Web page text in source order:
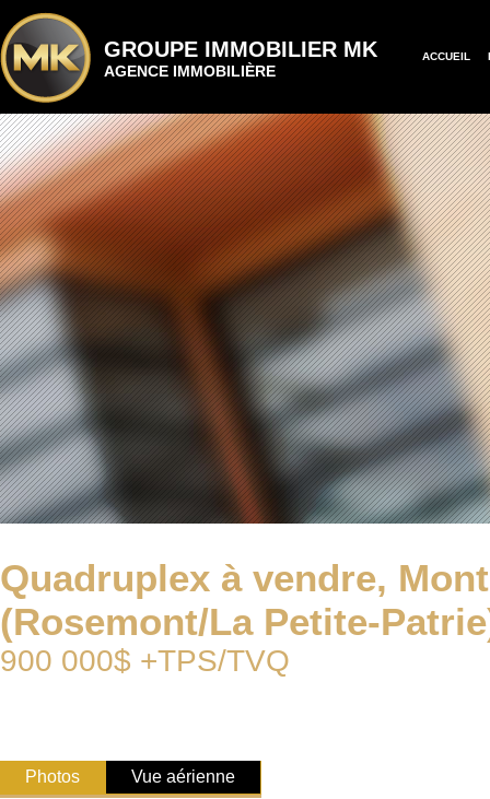
GROUPE IMMOBILIER MK
AGENCE IMMOBILIÈRE
ACCUEIL
Quadruplex à vendre,
(Rosemont/La Petite-
900 000$ +TPS/TVQ
Photos Vue aérienne